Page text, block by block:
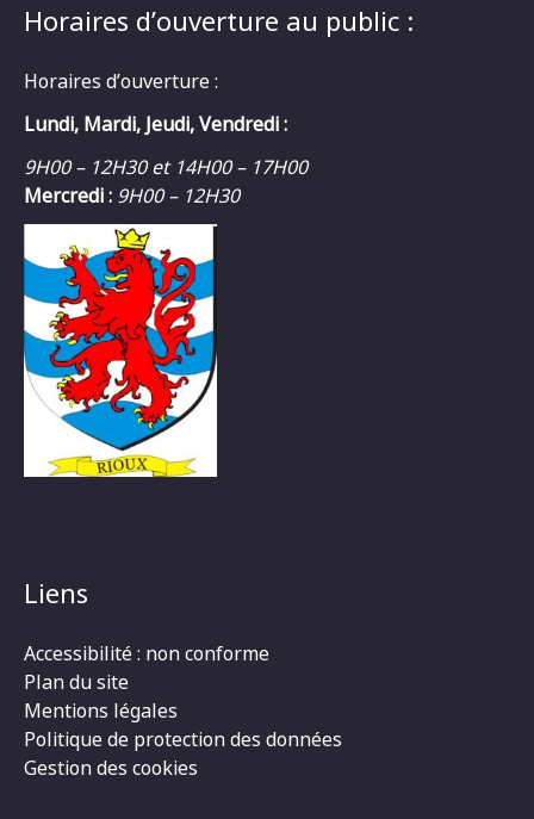
Horaires d’ouverture au public :
Horaires d’ouverture :
Lundi, Mardi, Jeudi, Vendredi :
9H00 – 12H30 et 14H00 – 17H00
Mercredi : 9H00 – 12H30
Liens
Accessibilité : non conforme
Plan du site
Mentions légales
Politique de protection des données
Gestion des cookies